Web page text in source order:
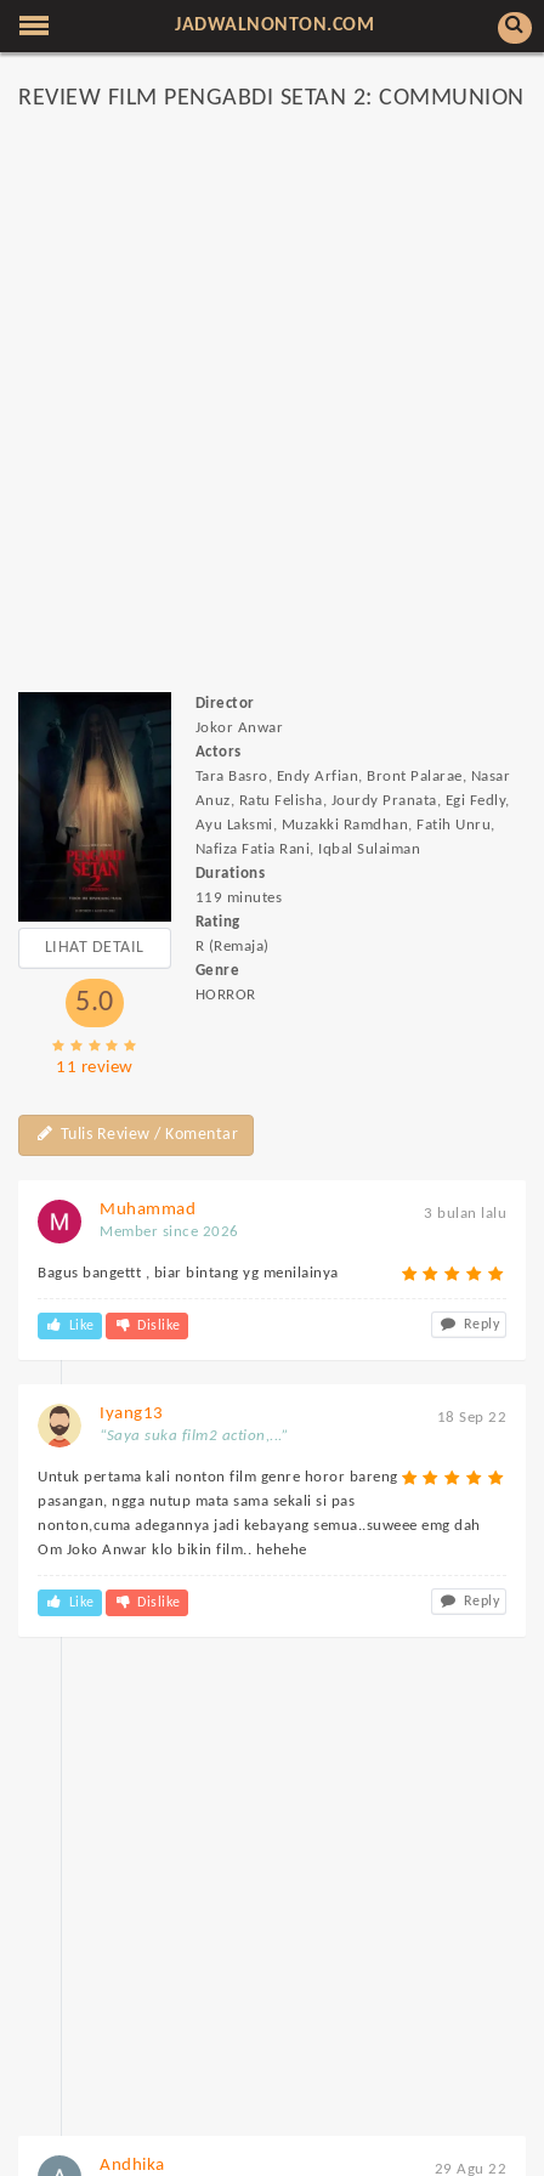
JADWALNONTON.COM
REVIEW FILM PENGABDI SETAN 2: COMMUNION
LIHAT DETAIL
5.0
11 review
Director
Jokor Anwar
Actors
Tara Basro, Endy Arfian, Bront Palarae, Nasar
Anuz, Ratu Felisha, Jourdy Pranata, Egi Fedly,
Ayu Laksmi, Muzakki Ramdhan, Fatih Unru,
Nafiza Fatia Rani, Iqbal Sulaiman
Durations
119 minutes
Rating
R (Remaja)
Genre
HORROR
Tulis Review / Komentar
3 bulan lalu
Muhammad
Member since 2026
Bagus bangettt , biar bintang yg menilainya
Like Dislike Reply
18 Sep 22
Iyang13
“Saya suka film2 action,...”
Untuk pertama kali nonton film genre horor bareng
pasangan, ngga nutup mata sama sekali si pas
nonton,cuma adegannya jadi kebayang semua..suweee emg dah
Om Joko Anwar klo bikin film.. hehehe
Like Dislike Reply
29 Agu 22
Andhika